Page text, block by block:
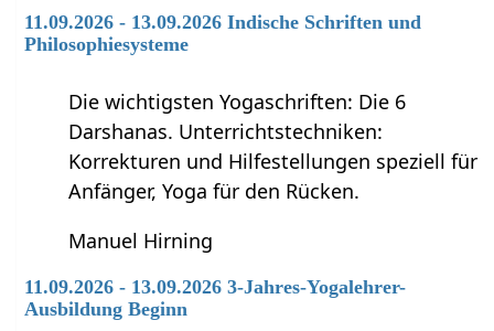
11.09.2026 - 13.09.2026 Indische Schriften und
Philosophiesysteme
Die wichtigsten Yogaschriften: Die 6
Darshanas. Unterrichtstechniken:
Korrekturen und Hilfestellungen speziell für
Anfänger, Yoga für den Rücken.
Manuel Hirning
11.09.2026 - 13.09.2026 3-Jahres-Yogalehrer-
Ausbildung Beginn